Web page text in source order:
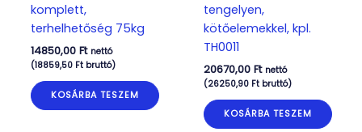
komplett,
terhelhetőség 75kg
14850,00 Ft nettó
(18859,50 Ftbruttó)
KOSÁRBA TESZEM
tengelyen,
kötőelemekkel, kpl.
TH0011
20670,00 Ft nettó
(26250,90 Ftbruttó)
KOSÁRBA TESZEM